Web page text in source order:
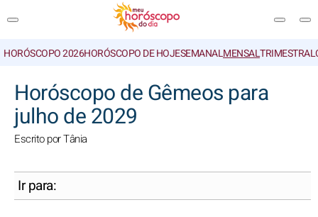
HORÓSCOPO 2026HORÓSCOPO DE HOJESEMANALMENSALTRIMESTRAL
Horóscopo de Gêmeos para
julho de 2029
Escrito por Tânia
Ir para: